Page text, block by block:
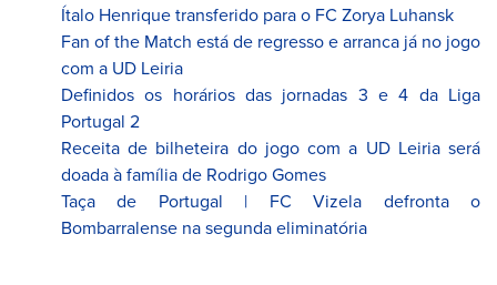
Ítalo Henrique transferido para o FC Zorya Luhansk
Fan of the Match está de regresso e arranca já no jogo
com a UD Leiria
Definidos os horários das jornadas 3 e 4 da Liga
Portugal 2
Receita de bilheteira do jogo com a UD Leiria será
doada à família de Rodrigo Gomes
Taça de Portugal | FC Vizela defronta o
Bombarralense na segunda eliminatória